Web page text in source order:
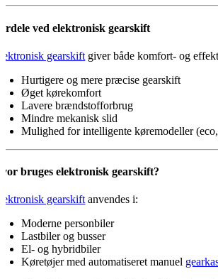
ved elektronisk gearskift
gearskift giver både komfort- og
Hurtigere og mere præcise gearskift
Øget kørekomfort
Lavere brændstofforbrug
Mindre mekanisk slid
Mulighed for intelligente køremodeller
bruges elektronisk gearskift?
gearskiftanvendes i:
Moderne personbiler
Lastbiler og busser
El- og hybridbiler
Køretøjer med automatiseret manuel